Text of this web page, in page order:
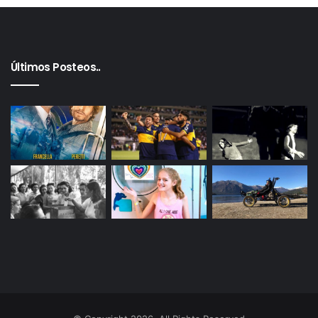
“Para APYCE, es un enorme orgullo respaldar y
acompañar a nuestra delegación argentina en esta
nueva edición del Campeonato Mundial de la Pizza
en Parma. Hemos trabajado intensamente para que
el mundo descubra la esencia de la pizza argentina:
su identidad única, su diversidad y el valor que la
Últimos Posteos..